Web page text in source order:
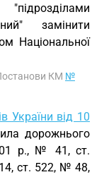
замінити
Національної
КМ №
України від 10
дорожнього
р., № 41, ст.
ст. 522, № 48,